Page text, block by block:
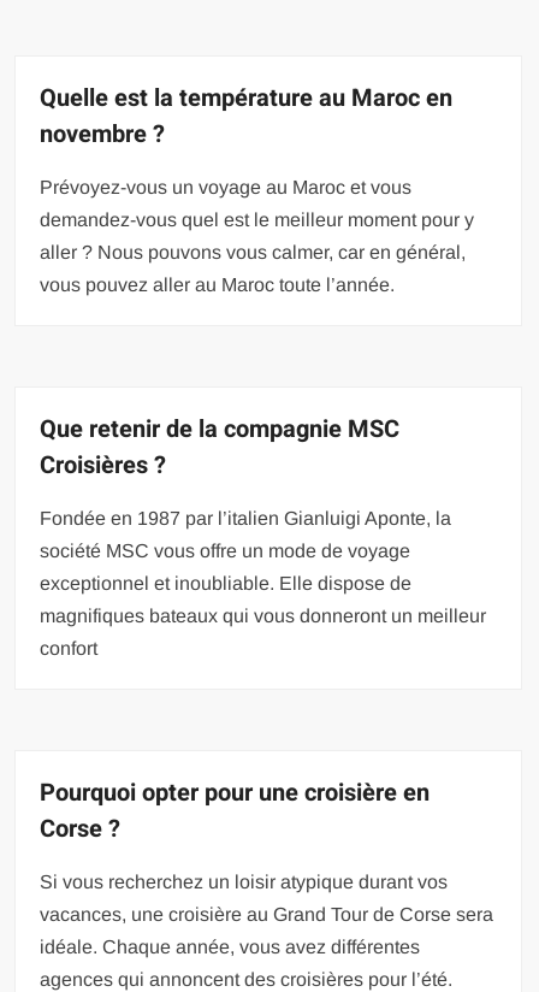
Quelle est la température au Maroc en
novembre ?
Prévoyez-vous un voyage au Maroc et vous
demandez-vous quel est le meilleur moment pour y
aller ? Nous pouvons vous calmer, car en général,
vous pouvez aller au Maroc toute l’année.
Que retenir de la compagnie MSC
Croisières ?
Fondée en 1987 par l’italien Gianluigi Aponte, la
société MSC vous offre un mode de voyage
exceptionnel et inoubliable. Elle dispose de
magnifiques bateaux qui vous donneront un meilleur
confort
Pourquoi opter pour une croisière en
Corse ?
Si vous recherchez un loisir atypique durant vos
vacances, une croisière au Grand Tour de Corse sera
idéale. Chaque année, vous avez différentes
agences qui annoncent des croisières pour l’été.